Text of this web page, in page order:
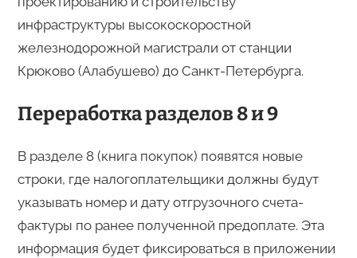
инфраструктуры высокоскоростной
железнодорожной магистрали от станции
Крюково (Алабушево) до Санкт-Петербурга.
Переработка разделов 8 и 9
В разделе 8 (книга покупок) появятся новые
строки, где налогоплательщики должны будут
указывать номер и дату отгрузочного счета-
фактуры по ранее полученной предоплате. Эта
информация будет фиксироваться в приложении